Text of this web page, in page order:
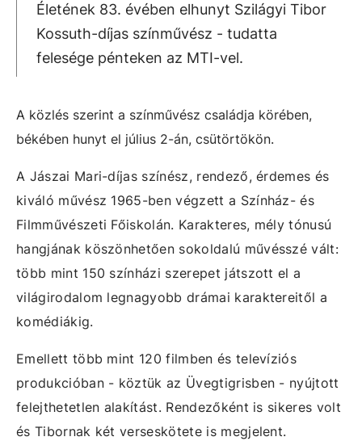
Életének 83. évében elhunyt Szilágyi Tibor
Kossuth-díjas színművész - tudatta
felesége pénteken az MTI-vel.
A közlés szerint a színművész családja körében,
békében hunyt el július 2-án, csütörtökön.
A Jászai Mari-díjas színész, rendező, érdemes és
kiváló művész 1965-ben végzett a Színház- és
Filmművészeti Főiskolán. Karakteres, mély tónusú
hangjának köszönhetően sokoldalú művésszé vált:
több mint 150 színházi szerepet játszott el a
világirodalom legnagyobb drámai karaktereitől a
komédiákig.
Emellett több mint 120 filmben és televíziós
produkcióban - köztük az Üvegtigrisben - nyújtott
felejthetetlen alakítást. Rendezőként is sikeres volt
és Tibornak két verseskötete is megjelent.